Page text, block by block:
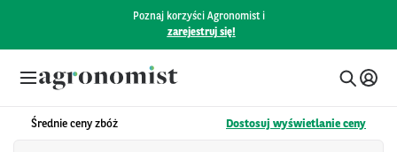
Poznaj korzyści Agronomist i
zarejestruj się!
Średnie ceny zbóż Dostosuj wyświetlanie ceny